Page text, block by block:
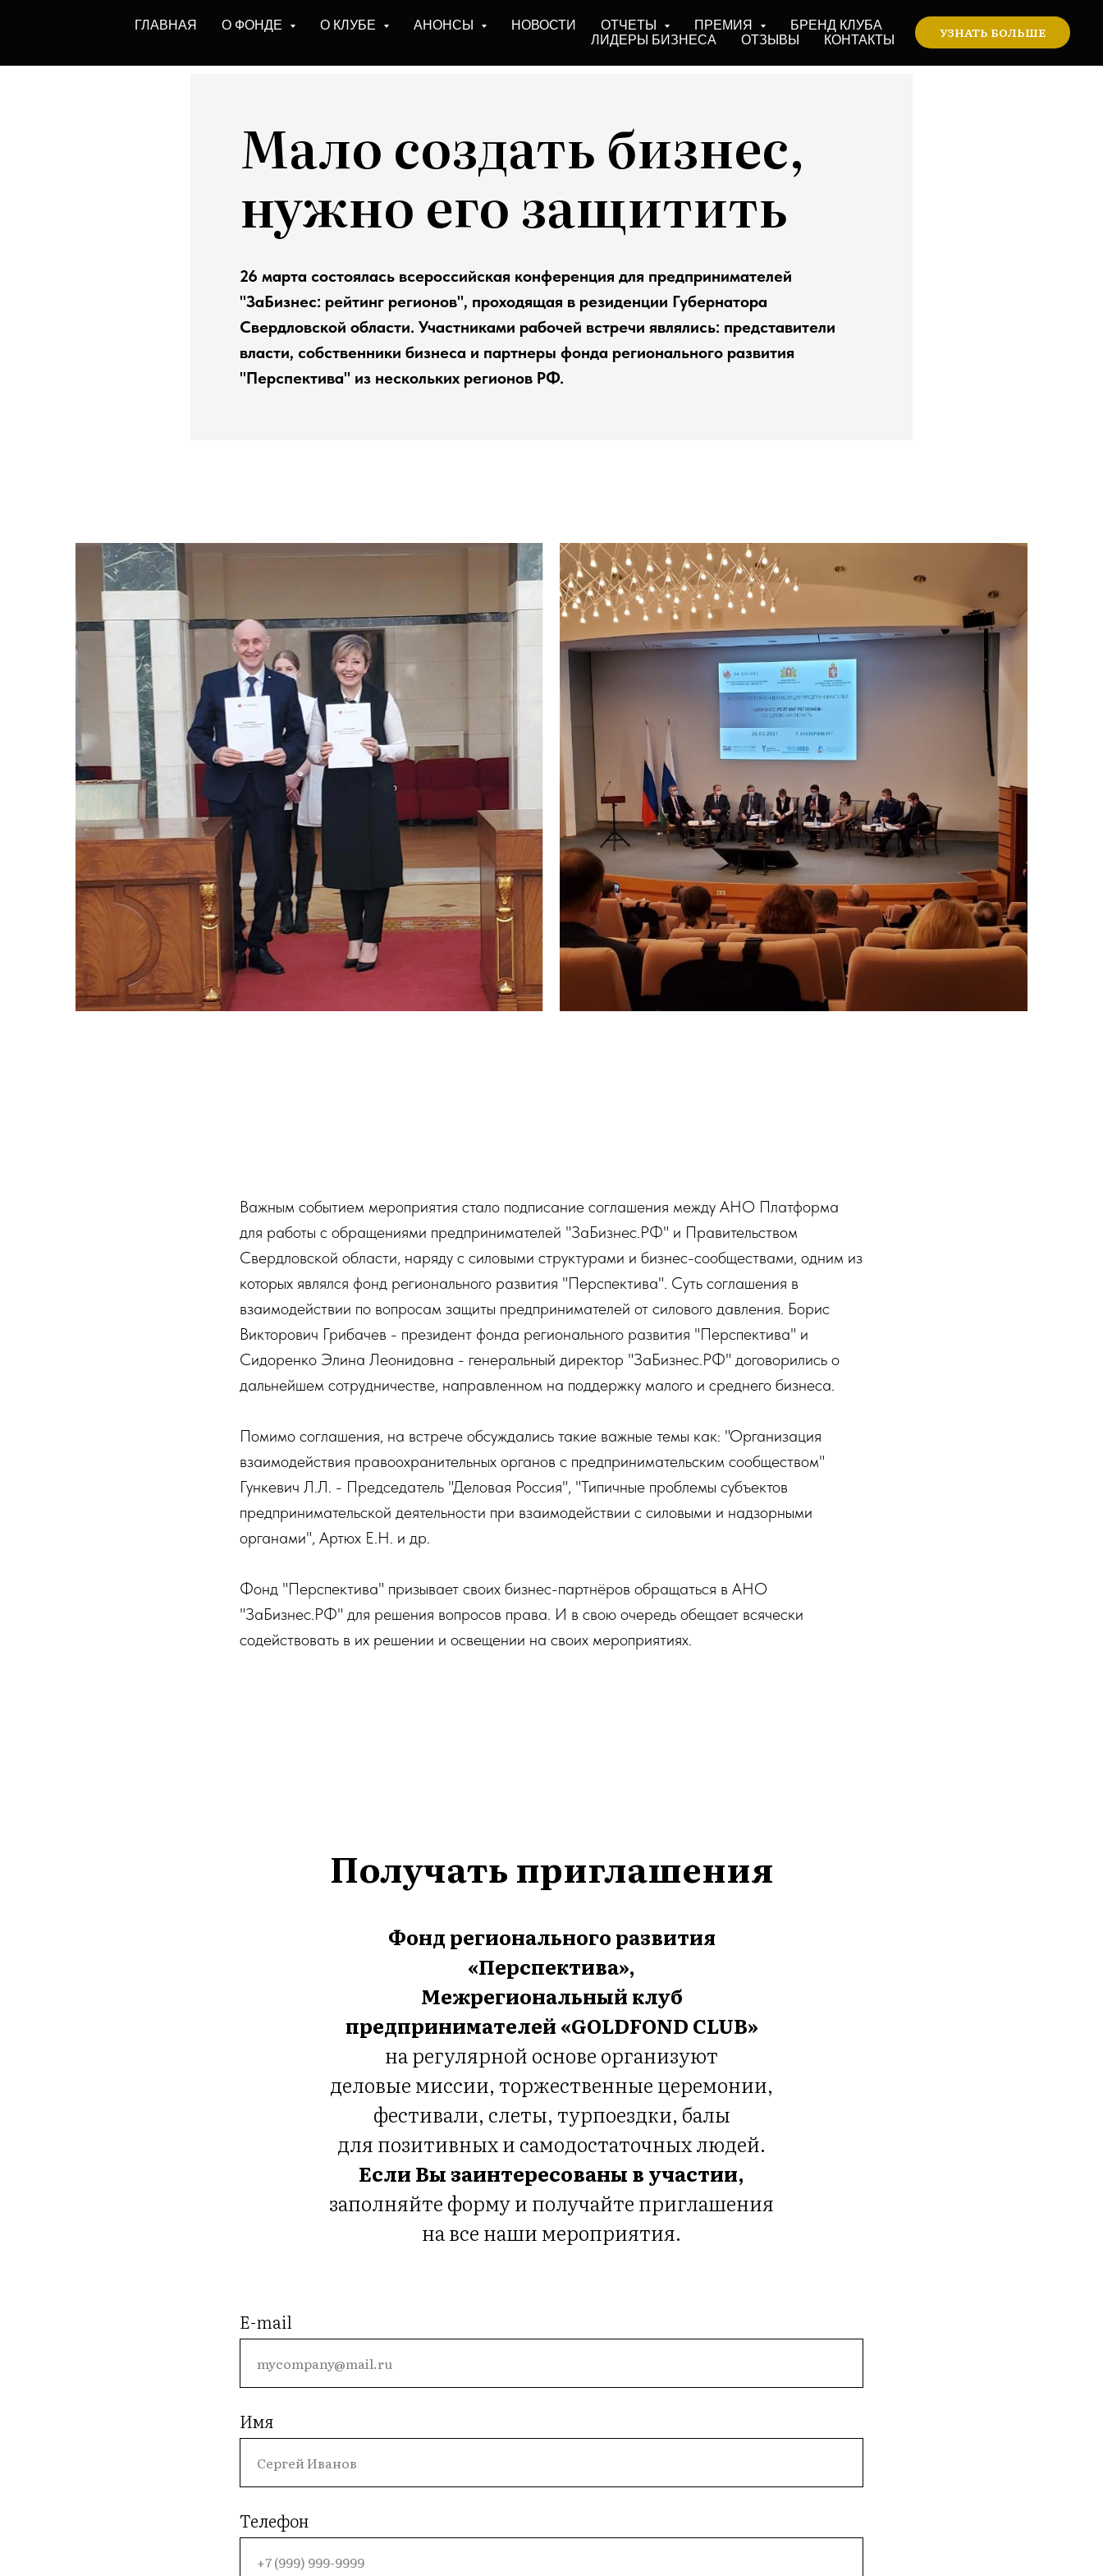
ГЛАВНАЯ О ФОНДЕ О КЛУБЕ АНОНСЫ НОВОСТИ ОТЧЕТЫ ПРЕМИЯ
БРЕНД КЛУБА
ЛИДЕРЫ БИЗНЕСА
ОТЗЫВЫ КОНТАКТЫ УЗНАТЬ БОЛЬШЕ
Мало создать бизнес,
нужно его защитить
26 марта состоялась всероссийская конференция для предпринимателей
"ЗаБизнес: рейтинг регионов", проходящая в резиденции Губернатора
Свердловской области. Участниками рабочей встречи являлись: представители
власти, собственники бизнеса и партнеры фонда регионального развития
"Перспектива" из нескольких регионов РФ.
Важным событием мероприятия стало подписание соглашения между АНО Платформа
для работы с обращениями предпринимателей "ЗаБизнес.РФ" и Правительством
Свердловской области, наряду с силовыми структурами и бизнес-сообществами, одним из
которых являлся фонд регионального развития "Перспектива". Суть соглашения в
взаимодействии по вопросам защиты предпринимателей от силового давления. Борис
Викторович Грибачев - президент фонда регионального развития "Перспектива" и
Сидоренко Элина Леонидовна - генеральный директор "ЗаБизнес.РФ" договорились о
дальнейшем сотрудничестве, направленном на поддержку малого и среднего бизнеса.
Помимо соглашения, на встрече обсуждались такие важные темы как: "Организация
взаимодействия правоохранительных органов с предпринимательским сообществом"
Гункевич Л.Л. - Председатель "Деловая Россия", "Типичные проблемы субъектов
предпринимательской деятельности при взаимодействии с силовыми и надзорными
органами", Артюх Е.Н. и др.
Фонд "Перспектива" призывает своих бизнес-партнёров обращаться в АНО
"ЗаБизнес.РФ" для решения вопросов права. И в свою очередь обещает всячески
содействовать в их решении и освещении на своих мероприятиях.
Получать приглашения
Фонд регионального развития
«Перспектива»,
Межрегиональный клуб
предпринимателей «GOLDFOND CLUB»
на регулярной основе организуют
деловые миссии, торжественные церемонии,
фестивали, слеты, турпоездки, балы
для позитивных и самодостаточных людей.
Если Вы заинтересованы в участии,
заполняйте форму и получайте приглашения
на все наши мероприятия.
E-mail
Имя
Телефон